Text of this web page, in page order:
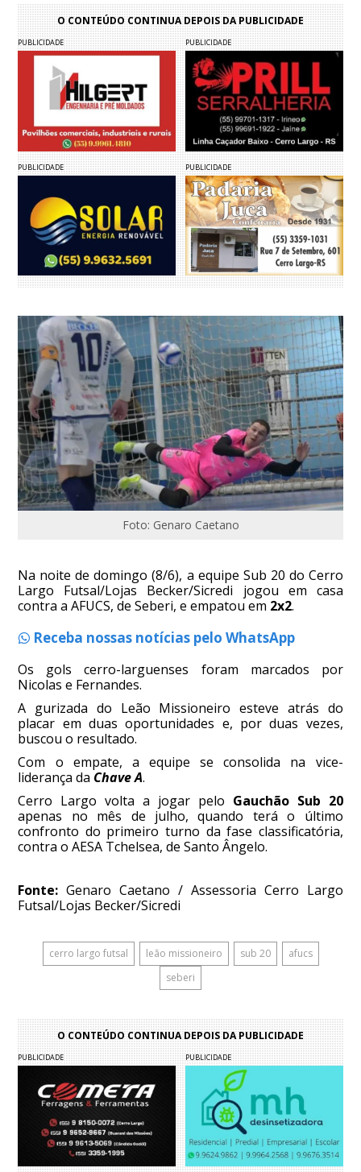
O CONTEÚDO CONTINUA DEPOIS DA PUBLICIDADE
PUBLICIDADE PUBLICIDADE
PUBLICIDADE PUBLICIDADE
Foto: Genaro Caetano
Na noite de domingo (8/6), a equipe Sub 20 do Cerro
Largo Futsal/Lojas Becker/Sicredi jogou em casa
contra a AFUCS, de Seberi, e empatou em 2x2.
Receba nossas notícias pelo WhatsApp
Os gols cerro-larguenses foram marcados por
Nicolas e Fernandes.
A gurizada do Leão Missioneiro esteve atrás do
placar em duas oportunidades e, por duas vezes,
buscou o resultado.
Com o empate, a equipe se consolida na vice-
liderança da Chave A.
Cerro Largo volta a jogar pelo Gauchão Sub 20
apenas no mês de julho, quando terá o último
confronto do primeiro turno da fase classificatória,
contra o AESA Tchelsea, de Santo Ângelo.
Fonte: Genaro Caetano / Assessoria Cerro Largo
Futsal/Lojas Becker/Sicredi
cerro largo futsal leão missioneiro sub 20
afucs
seberi
O CONTEÚDO CONTINUA DEPOIS DA PUBLICIDADE
PUBLICIDADE PUBLICIDADE